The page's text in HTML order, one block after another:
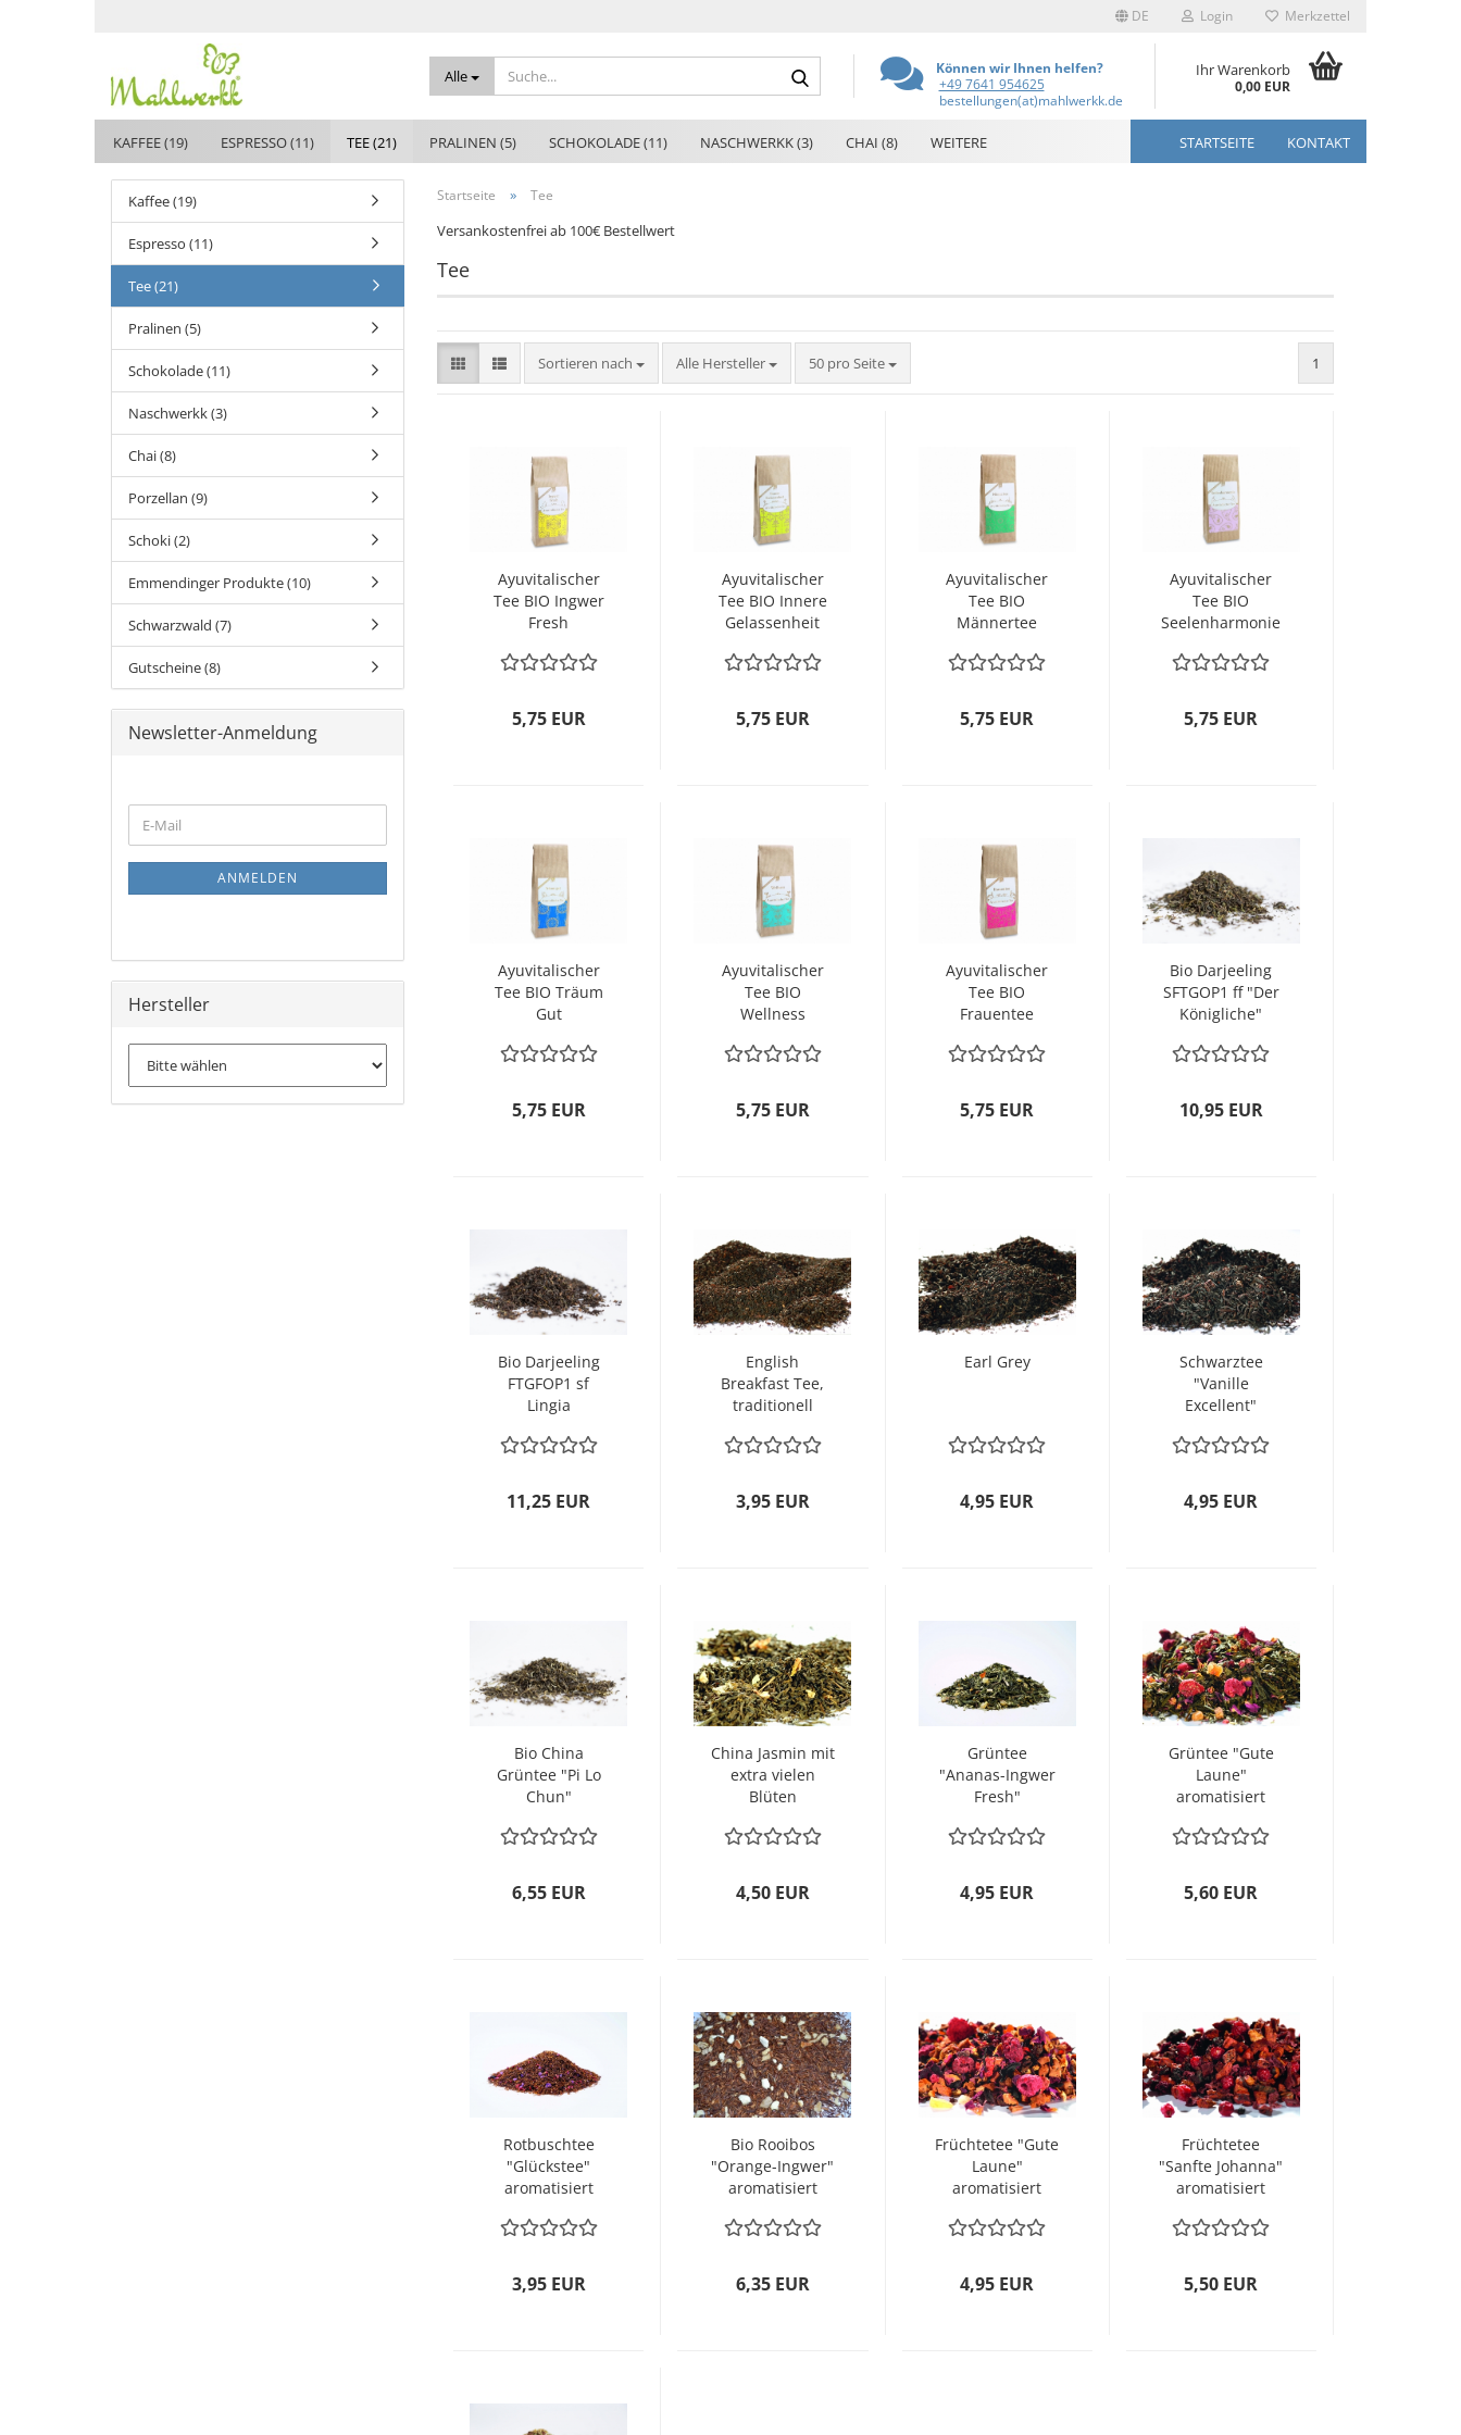
DE Login Merkzettel
Alle
Können wir Ihnen helfen?
+49 7641 954625
bestellungen(at)mahlwerkk.de
Ihr Warenkorb
0,00 EUR
KAFFEE (19) ESPRESSO (11) TEE (21) PRALINEN (5) SCHOKOLADE (11) NASCHWERKK (3) CHAI (8) STARTSEITE KONTAKT
WEITERE
Startseite » Tee
Versankostenfrei ab 100€ Bestellwert
Tee
Sortieren nach
Sortieren nach Alle Hersteller 50 pro Seite
pro Seite 1
Ayuvitalischer
Tee BIO Ingwer
Fresh
5,75 EUR
Ayuvitalischer
Tee BIO Innere
Gelassenheit
5,75 EUR
Ayuvitalischer
Tee BIO
Männertee
5,75 EUR
Ayuvitalischer
Tee BIO
Seelenharmonie
5,75 EUR
Ayuvitalischer
Tee BIO Träum
Gut
5,75 EUR
Ayuvitalischer
Tee BIO
Wellness
5,75 EUR
Ayuvitalischer
Tee BIO
Frauentee
5,75 EUR
Bio Darjeeling
SFTGOP1 ff "Der
Königliche"
10,95 EUR
Bio Darjeeling
FTGFOP1 sf
Lingia
11,25 EUR
English
Breakfast Tee,
traditionell
3,95 EUR
Earl Grey
4,95 EUR
Schwarztee
"Vanille
Excellent"
4,95 EUR
Bio China
Grüntee "Pi Lo
Chun"
6,55 EUR
China Jasmin mit
extra vielen
Blüten
4,50 EUR
Grüntee
"Ananas-Ingwer
Fresh"
4,95 EUR
Grüntee "Gute
Laune"
aromatisiert
5,60 EUR
Rotbuschtee
"Glückstee"
aromatisiert
3,95 EUR
Bio Rooibos
"Orange-Ingwer"
aromatisiert
6,35 EUR
Früchtetee "Gute
Laune"
aromatisiert
4,95 EUR
Früchtetee
"Sanfte Johanna"
aromatisiert
5,50 EUR
Kaffee (19)
Espresso (11)
Tee (21)
Pralinen (5)
Schokolade (11)
Naschwerkk (3)
Chai (8)
Porzellan (9)
Schoki (2)
Emmendinger Produkte (10)
Schwarzwald (7)
Gutscheine (8)
Newsletter-Anmeldung
ZUR
NEWSLETTER-
ANMELDUNG
E-
Mail
ANMELDEN
Hersteller